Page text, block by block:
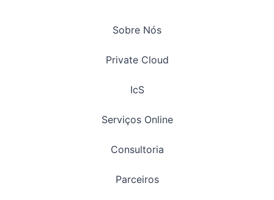
Sobre Nós
Private Cloud
IcS
Serviços Online
Consultoria
Parceiros